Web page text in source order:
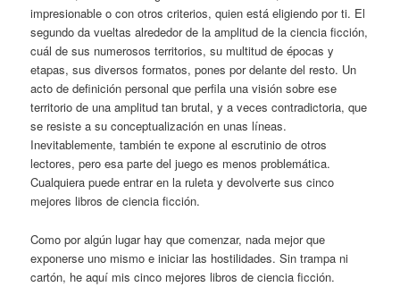
impresionable o con otros criterios, quien está eligiendo por ti. El
segundo da vueltas alrededor de la amplitud de la ciencia ficción,
cuál de sus numerosos territorios, su multitud de épocas y
etapas, sus diversos formatos, pones por delante del resto. Un
acto de definición personal que perfila una visión sobre ese
territorio de una amplitud tan brutal, y a veces contradictoria, que
se resiste a su conceptualización en unas líneas.
Inevitablemente, también te expone al escrutinio de otros
lectores, pero esa parte del juego es menos problemática.
Cualquiera puede entrar en la ruleta y devolverte sus cinco
mejores libros de ciencia ficción.
Como por algún lugar hay que comenzar, nada mejor que
exponerse uno mismo e iniciar las hostilidades. Sin trampa ni
cartón, he aquí mis cinco mejores libros de ciencia ficción.